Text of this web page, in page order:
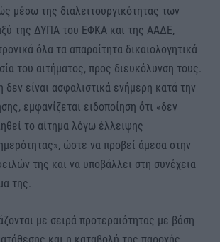
μέσω της διαλειτουργικότητας των
της ΔΥΠΑ του ΕΦΚΑ και της ΑΑΔΕ,
όλα τα απαραίτητα δικαιολογητικά
του αιτήματος, προς διευκόλυνση τους.
είναι ασφαλιστικά ενήμερη κατά την
εμφανίζεται ειδοποίηση ότι «δεν
το αίτημα λόγω έλλειψης
ώστε να προβεί άμεσα στην
της και να υποβάλλει στη συνέχεια
της.
με σειρά προτεραιότητας με βάση